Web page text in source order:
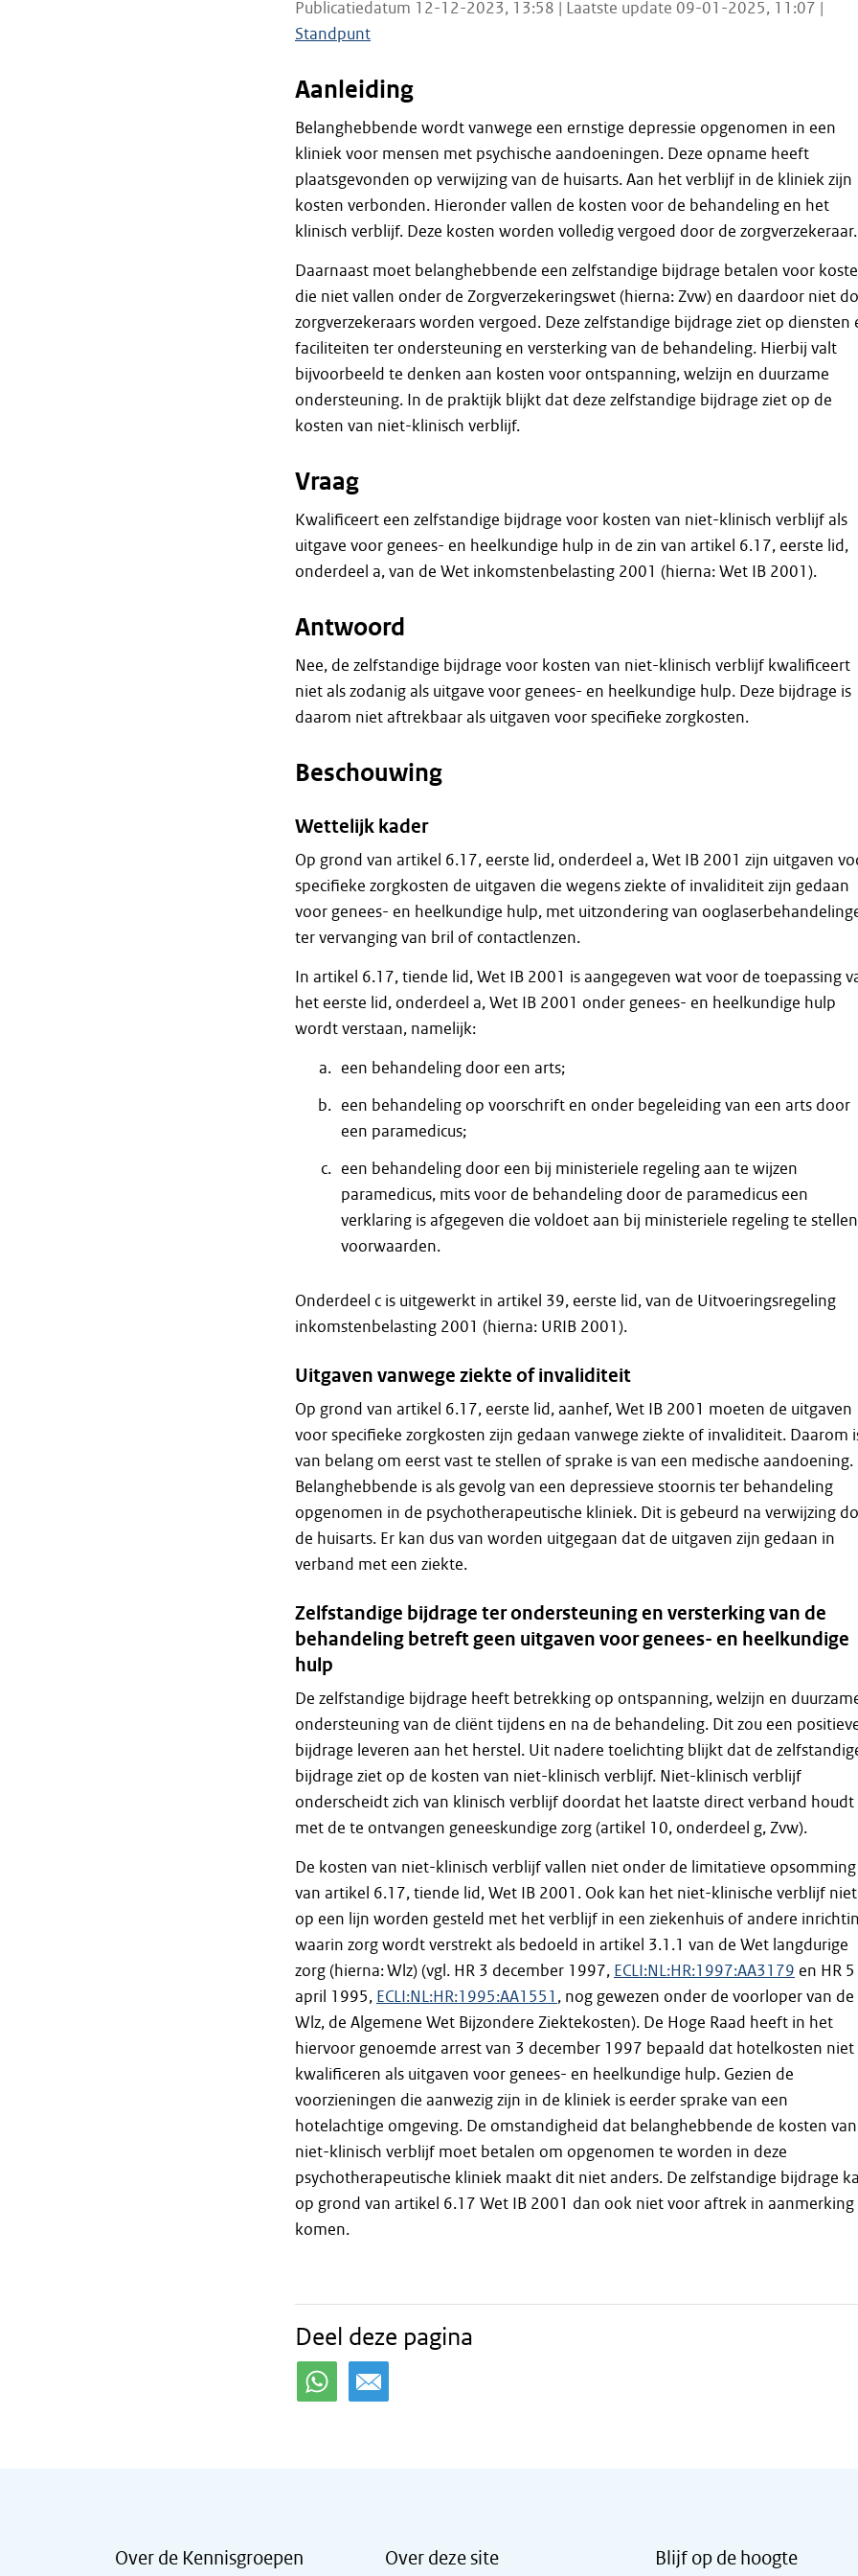
Publicatiedatum 12-12-2023, 13:58 | Laatste update 09-01-2025, 11:07 |
Standpunt
Aanleiding
Belanghebbende wordt vanwege een ernstige depressie opgenomen in een
kliniek voor mensen met psychische aandoeningen. Deze opname heeft
plaatsgevonden op verwijzing van de huisarts. Aan het verblijf in de kliniek zijn
kosten verbonden. Hieronder vallen de kosten voor de behandeling en het
klinisch verblijf. Deze kosten worden volledig vergoed door de zorgverzekeraar.
Daarnaast moet belanghebbende een zelfstandige bijdrage betalen voor
die niet vallen onder de Zorgverzekeringswet (hierna: Zvw) en daardoor niet
zorgverzekeraars worden vergoed. Deze zelfstandige bijdrage ziet op diensten
faciliteiten ter ondersteuning en versterking van de behandeling. Hierbij valt
bijvoorbeeld te denken aan kosten voor ontspanning, welzijn en duurzame
ondersteuning. In de praktijk blijkt dat deze zelfstandige bijdrage ziet op de
kosten van niet-klinisch verblijf.
Vraag
Kwalificeert een zelfstandige bijdrage voor kosten van niet-klinisch verblijf als
uitgave voor genees- en heelkundige hulp in de zin van artikel 6.17, eerste lid,
onderdeel a, van de Wet inkomstenbelasting 2001 (hierna: Wet IB 2001).
Antwoord
Nee, de zelfstandige bijdrage voor kosten van niet-klinisch verblijf kwalificeert
niet als zodanig als uitgave voor genees- en heelkundige hulp. Deze bijdrage is
daarom niet aftrekbaar als uitgaven voor specifieke zorgkosten.
Beschouwing
Wettelijk kader
Op grond van artikel 6.17, eerste lid, onderdeel a, Wet IB 2001 zijn uitgaven
specifieke zorgkosten de uitgaven die wegens ziekte of invaliditeit zijn gedaan
voor genees- en heelkundige hulp, met uitzondering van
ter vervanging van bril of contactlenzen.
In artikel 6.17, tiende lid, Wet IB 2001 is aangegeven wat voor de toepassing
het eerste lid, onderdeel a, Wet IB 2001 onder genees- en heelkundige hulp
wordt verstaan, namelijk:
een behandeling door een arts;
een behandeling op voorschrift en onder begeleiding van een arts door
een paramedicus;
een behandeling door een bij ministeriele regeling aan te wijzen
paramedicus, mits voor de behandeling door de paramedicus een
verklaring is afgegeven die voldoet aan bij ministeriele regeling te stellen
voorwaarden.
Onderdeel c is uitgewerkt in artikel 39, eerste lid, van de Uitvoeringsregeling
inkomstenbelasting 2001 (hierna: URIB 2001).
Uitgaven vanwege ziekte of invaliditeit
Op grond van artikel 6.17, eerste lid, aanhef, Wet IB 2001 moeten de uitgaven
voor specifieke zorgkosten zijn gedaan vanwege ziekte of invaliditeit. Daarom
van belang om eerst vast te stellen of sprake is van een medische aandoening.
Belanghebbende is als gevolg van een depressieve stoornis ter behandeling
opgenomen in de psychotherapeutische kliniek. Dit is gebeurd na verwijzing
de huisarts. Er kan dus van worden uitgegaan dat de uitgaven zijn gedaan in
verband met een ziekte.
Zelfstandige bijdrage ter ondersteuning en versterking van de
behandeling betreft geen uitgaven voor genees- en heelkundige
hulp
De zelfstandige bijdrage heeft betrekking op ontspanning, welzijn en
ondersteuning van de cliënt tijdens en na de behandeling. Dit zou een
bijdrage leveren aan het herstel. Uit nadere toelichting blijkt dat de
bijdrage ziet op de kosten van niet-klinisch verblijf. Niet-klinisch verblijf
onderscheidt zich van klinisch verblijf doordat het laatste direct verband houdt
met de te ontvangen geneeskundige zorg (artikel 10, onderdeel g, Zvw).
De kosten van niet-klinisch verblijf vallen niet onder de limitatieve opsomming
van artikel 6.17, tiende lid, Wet IB 2001. Ook kan het niet-klinische verblijf niet
op een lijn worden gesteld met het verblijf in een ziekenhuis of andere
waarin zorg wordt verstrekt als bedoeld in artikel 3.1.1 van de Wet langdurige
zorg (hierna: Wlz) (vgl. HR 3 december 1997, ECLI:NL:HR:1997:AA3179 en HR 5
april 1995, ECLI:NL:HR:1995:AA1551 , nog gewezen onder de voorloper van de
Wlz, de Algemene Wet Bijzondere Ziektekosten). De Hoge Raad heeft in het
hiervoor genoemde arrest van 3 december 1997 bepaald dat hotelkosten niet
kwalificeren als uitgaven voor genees- en heelkundige hulp. Gezien de
voorzieningen die aanwezig zijn in de kliniek is eerder sprake van een
hotelachtige omgeving. De omstandigheid dat belanghebbende de kosten van
niet-klinisch verblijf moet betalen om opgenomen te worden in deze
psychotherapeutische kliniek maakt dit niet anders. De zelfstandige bijdrage
op grond van artikel 6.17 Wet IB 2001 dan ook niet voor aftrek in aanmerking
komen.
Deel deze pagina
Over de Kennisgroepen Over deze site Blijf op de hoogte